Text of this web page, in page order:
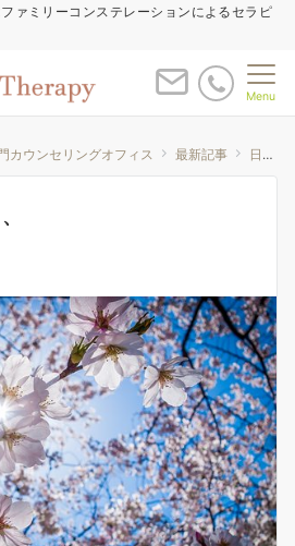
ァミリーコンステレーションによるセラピ
Menu
カウンセリングオフィス 最新記事 日々のなかで